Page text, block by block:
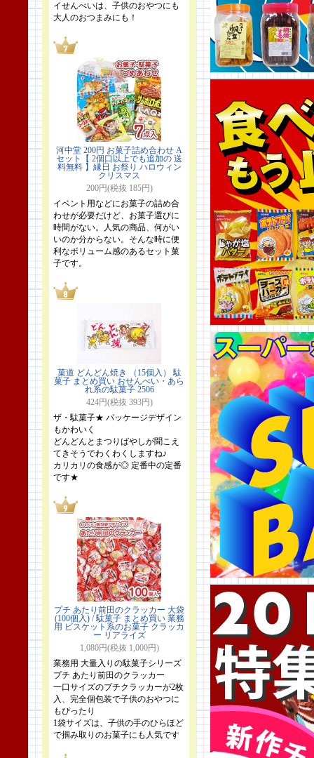
イせんべいは、子供のおやつにも
大人のおつまみにも！
河中堂 200円 お菓子詰め合わせ A
セット【 2個口以上でも追加の 送
料無料 】縁日 お祭り ハロウィン
クリスマス
200円(税抜 185円)
イベント用などにお菓子の詰め合
わせが必要だけど、お菓子選びに
時間がない。人気の商品、何がい
いのか分からない。そんな時に便
利なボリューム感のあるセット菓
子です。
菓道 どんどん焼き （15個入） 駄
菓子 まとめ買い おせんべい・あら
れ系の駄菓子 2506
424円(税抜 393円)
ザ・駄菓子★ パッケージデザイン
もかわいく
どんどんとまつりばやしが聞こえ
てきそうでわくわくしますね♪
カリカリの食感が◎ 定番中の定番
です★
プチ あたり前田のクラッカー 大袋
(100個入) / 駄菓子 まとめ買い 業務
用 ビスケット系のお菓子 クラッカ
ー リアライズ
1,080円(税抜 1,000円)
業務用 大量入りの駄菓子シリーズ
プチ あたり前田のクラッカー
一口サイズのプチクラッカーが2枚
入、完全個包装で子供のおやつに
もぴったり
1袋サイズは、子供の手のひらほど
で掴み取りのお菓子にも人気です